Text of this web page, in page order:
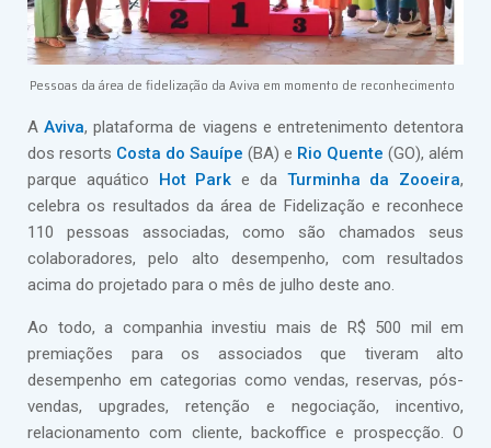
Pessoas da área de fidelização da Aviva em momento de reconhecimento
AAviva, plataforma de viagens e entretenimento detentora
dos resorts Costa do Sauípe (BA) e Rio Quente (GO), além
parque aquático Hot Park e da Turminha da Zooeira,
celebra os resultados da área de Fidelização e reconhece
110 pessoas associadas, como são chamados seus
colaboradores, pelo alto desempenho, com resultados
acima do projetado para o mês de julho deste ano.
Ao todo, a companhia investiu mais de R$ 500 mil em
premiações para os associados que tiveram alto
desempenho em categorias como vendas, reservas, pós-
vendas, upgrades, retenção e negociação, incentivo,
relacionamento com cliente, backoffice e prospecção. O